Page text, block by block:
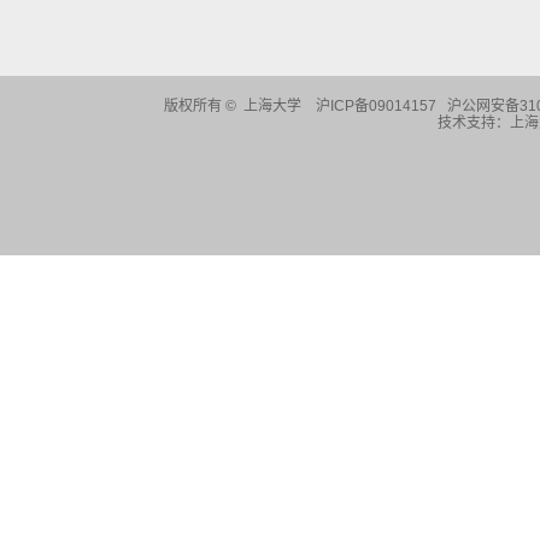
版权所有 © 上海大学
沪ICP备09014157 沪公网安备
技术支持：上